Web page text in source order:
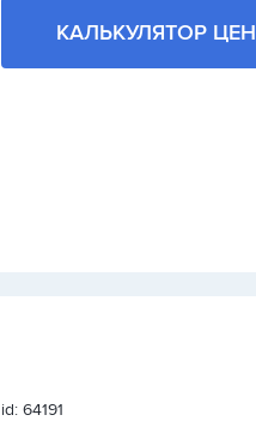
КАЛЬКУЛЯТОР ЦЕН
id: 64191